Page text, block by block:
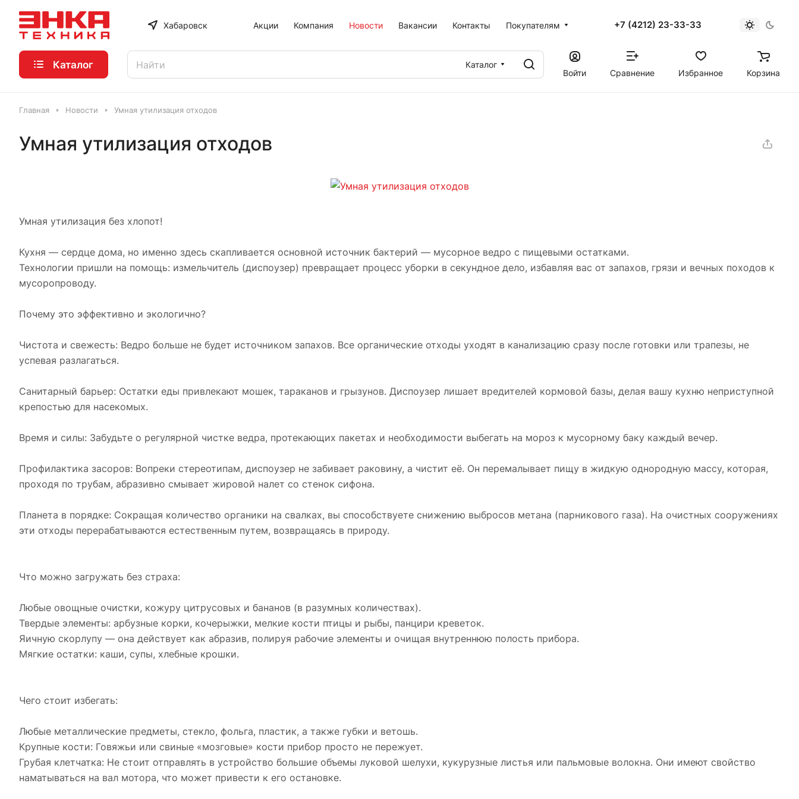
Хабаровск Акции Компания Новости Вакансии Контакты Покупателям +7 (4212) 23-33-33
Каталог
Каталог
Войти
Сравнение Избранное Корзина
Главная Новости Умная утилизация отходов
Умная утилизация отходов
Умная утилизация без хлопот!
Кухня — сердце дома, но именно здесь скапливается основной источник бактерий — мусорное ведро с пищевыми остатками.
Технологии пришли на помощь: измельчитель (диспоузер) превращает процесс уборки в секундное дело, избавляя вас от запахов, грязи и вечных походов к
мусоропроводу.
Почему это эффективно и экологично?
Чистота и свежесть: Ведро больше не будет источником запахов. Все органические отходы уходят в канализацию сразу после готовки или трапезы, не
успевая разлагаться.
Санитарный барьер: Остатки еды привлекают мошек, тараканов и грызунов. Диспоузер лишает вредителей кормовой базы, делая вашу кухню неприступной
крепостью для насекомых.
Время и силы: Забудьте о регулярной чистке ведра, протекающих пакетах и необходимости выбегать на мороз к мусорному баку каждый вечер.
Профилактика засоров: Вопреки стереотипам, диспоузер не забивает раковину, а чистит её. Он перемалывает пищу в жидкую однородную массу, которая,
проходя по трубам, абразивно смывает жировой налет со стенок сифона.
Планета в порядке: Сокращая количество органики на свалках, вы способствуете снижению выбросов метана (парникового газа). На очистных сооружениях
эти отходы перерабатываются естественным путем, возвращаясь в природу.
Что можно загружать без страха:
Любые овощные очистки, кожуру цитрусовых и бананов (в разумных количествах).
Твердые элементы: арбузные корки, кочерыжки, мелкие кости птицы и рыбы, панцири креветок.
Яичную скорлупу — она действует как абразив, полируя рабочие элементы и очищая внутреннюю полость прибора.
Мягкие остатки: каши, супы, хлебные крошки.
Чего стоит избегать:
Любые металлические предметы, стекло, фольга, пластик, а также губки и ветошь.
Крупные кости: Говяжьи или свиные «мозговые» кости прибор просто не пережует.
Грубая клетчатка: Не стоит отправлять в устройство большие объемы луковой шелухи, кукурузные листья или пальмовые волокна. Они имеют свойство
наматываться на вал мотора, что может привести к его остановке.